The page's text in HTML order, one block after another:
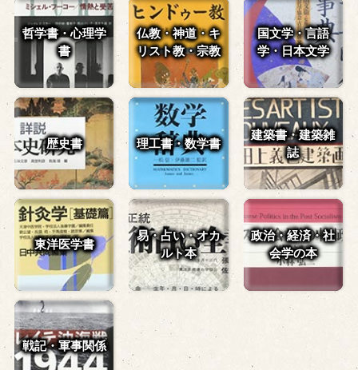
哲学書・心理学
書
仏教・神道・キ
リスト教・宗教
国文学・言語
学・日本文学
歴史書 理工書・数学書
建築書・建築雑
誌
東洋医学書
易・占い・オカ
ルト本
政治・経済・社
会学の本
戦記・軍事関係